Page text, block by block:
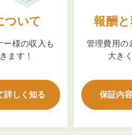
方
ついて
ついて
ついて
ー様の収入も
ます！
詳しく知る
報酬
管理費用の
大き
保証内